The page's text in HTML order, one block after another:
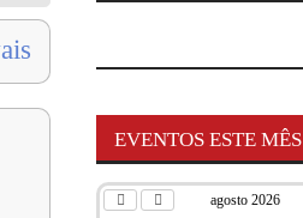
EVENTOS ESTE MÊS
agosto 2026